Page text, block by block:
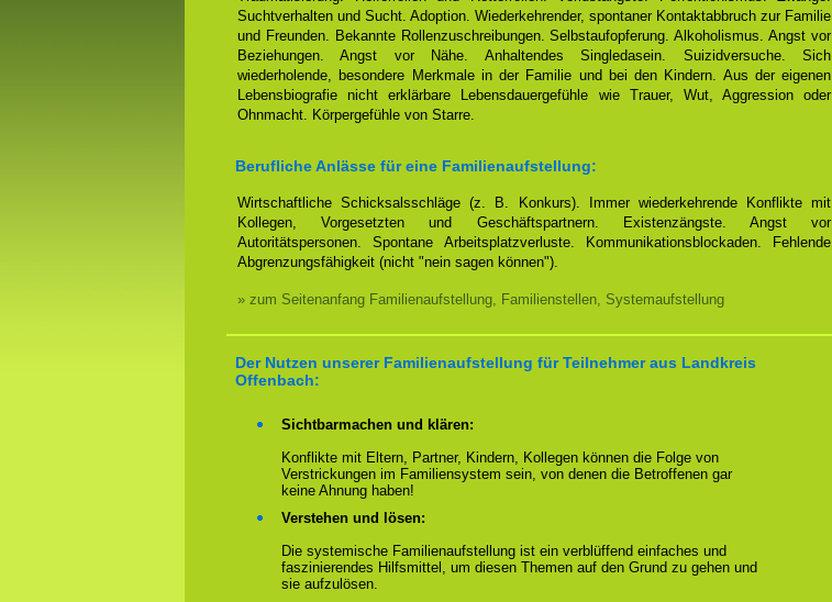
Suchtverhalten und Sucht. Adoption. Wiederkehrender, spontaner Kontaktabbruch zur Familie
und Freunden. Bekannte Rollenzuschreibungen. Selbstaufopferung. Alkoholismus. Angst vor
Beziehungen. Angst vor Nähe. Anhaltendes Singledasein. Suizidversuche. Sich
wiederholende, besondere Merkmale in der Familie und bei den Kindern. Aus der eigenen
Lebensbiografie nicht erklärbare Lebensdauergefühle wie Trauer, Wut, Aggression oder
Ohnmacht. Körpergefühle von Starre.
Berufliche Anlässe für eine Familienaufstellung:
Wirtschaftliche Schicksalsschläge (z. B. Konkurs). Immer wiederkehrende Konflikte mit
Kollegen, Vorgesetzten und Geschäftspartnern. Existenzängste. Angst vor
Autoritätspersonen. Spontane Arbeitsplatzverluste. Kommunikationsblockaden. Fehlende
Abgrenzungsfähigkeit (nicht "nein sagen können").
» zum Seitenanfang Familienaufstellung, Familienstellen, Systemaufstellung
Der Nutzen unserer Familienaufstellung für Teilnehmer aus Landkreis
Offenbach:
Sichtbarmachen und klären:
Konflikte mit Eltern, Partner, Kindern, Kollegen können die Folge von
Verstrickungen im Familiensystem sein, von denen die Betroffenen gar
keine Ahnung haben!
Verstehen und lösen:
Die systemische Familienaufstellung ist ein verblüffend einfaches und
faszinierendes Hilfsmittel, um diesen Themen auf den Grund zu gehen und
sie aufzulösen.